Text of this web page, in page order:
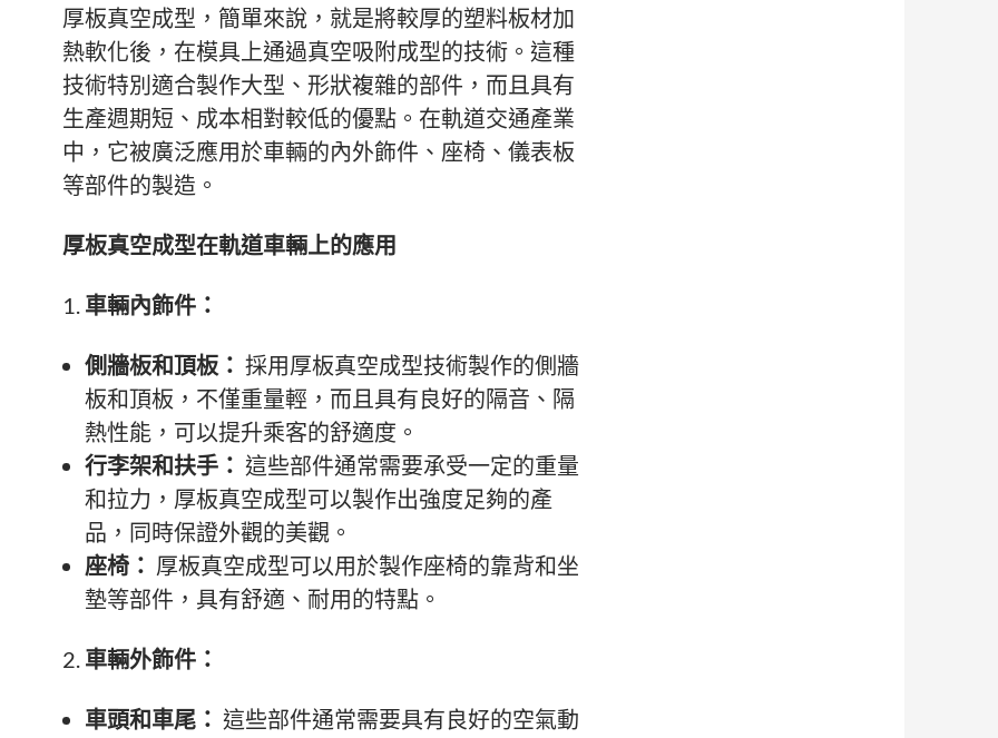
厚板真空成型，簡單來說，就是將較厚的塑料板材加
熱軟化後，在模具上通過真空吸附成型的技術。這種
技術特別適合製作大型、形狀複雜的部件，而且具有
生產週期短、成本相對較低的優點。在軌道交通產業
中，它被廣泛應用於車輛的內外飾件、座椅、儀表板
等部件的製造。
厚板真空成型在軌道車輛上的應用
車輛內飾件：
側牆板和頂板： 採用厚板真空成型技術製作的側牆
板和頂板，不僅重量輕，而且具有良好的隔音、隔
熱性能，可以提升乘客的舒適度。
行李架和扶手： 這些部件通常需要承受一定的重量
和拉力，厚板真空成型可以製作出強度足夠的產
品，同時保證外觀的美觀。
座椅： 厚板真空成型可以用於製作座椅的靠背和坐
墊等部件，具有舒適、耐用的特點。
車輛外飾件：
車頭和車尾： 這些部件通常需要具有良好的空氣動